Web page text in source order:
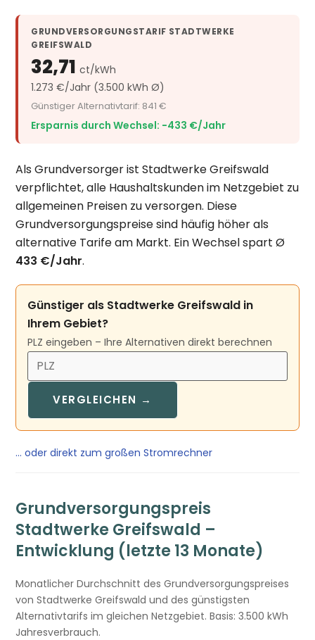
GRUNDVERSORGUNGSTARIF STADTWERKE
GREIFSWALD
32,71ct/kWh
1.273 €/Jahr (3.500 kWh Ø)
Günstiger Alternativtarif: 841 €
Ersparnis durch Wechsel: −433 €/Jahr
Als Grundversorger ist Stadtwerke Greifswald
verpflichtet, alle Haushaltskunden im Netzgebiet zu
allgemeinen Preisen zu versorgen. Diese
Grundversorgungspreise sind häufig höher als
alternative Tarife am Markt. Ein Wechsel spart Ø
433 €/Jahr.
Günstiger als Stadtwerke Greifswald in
Ihrem Gebiet?
PLZ eingeben – Ihre Alternativen direkt berechnen
VERGLEICHEN →
… oder direkt zum großen Stromrechner
Grundversorgungspreis
Stadtwerke Greifswald –
Entwicklung (letzte 13 Monate)
Monatlicher Durchschnitt des Grundversorgungspreises
von Stadtwerke Greifswald und des günstigsten
Alternativtarifs im gleichen Netzgebiet. Basis: 3.500 kWh
Jahresverbrauch.